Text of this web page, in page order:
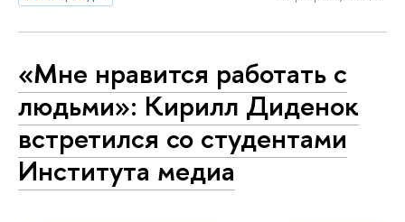
«Мне нравится работать с
людьми»: Кирилл Диденок
встретился со студентами
Института медиа